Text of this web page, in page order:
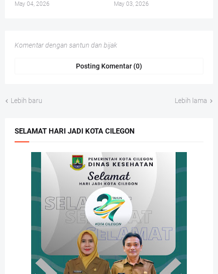
May 04, 2026 May 03, 2026
Komentar dengan santun dan bijak
Posting Komentar (0)
Lebih baru Lebih lama
SELAMAT HARI JADI KOTA CILEGON